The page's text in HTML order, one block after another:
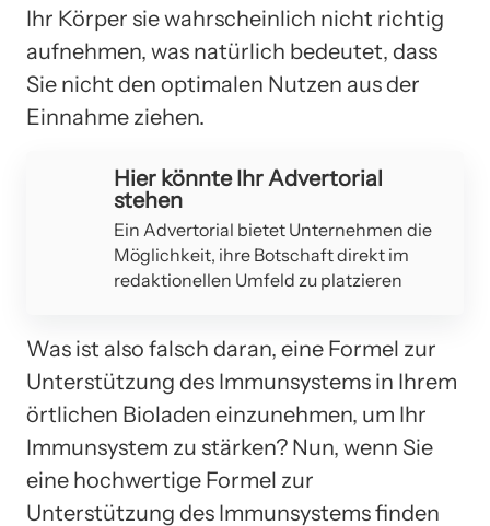
Ihr Körper sie wahrscheinlich nicht richtig
aufnehmen, was natürlich bedeutet, dass
Sie nicht den optimalen Nutzen aus der
Einnahme ziehen.
Hier könnte Ihr Advertorial
stehen
Ein Advertorial bietet Unternehmen die
Möglichkeit, ihre Botschaft direkt im
redaktionellen Umfeld zu platzieren
Was ist also falsch daran, eine Formel zur
Unterstützung des Immunsystems in Ihrem
örtlichen Bioladen einzunehmen, um Ihr
Immunsystem zu stärken? Nun, wenn Sie
eine hochwertige Formel zur
Unterstützung des Immunsystems finden